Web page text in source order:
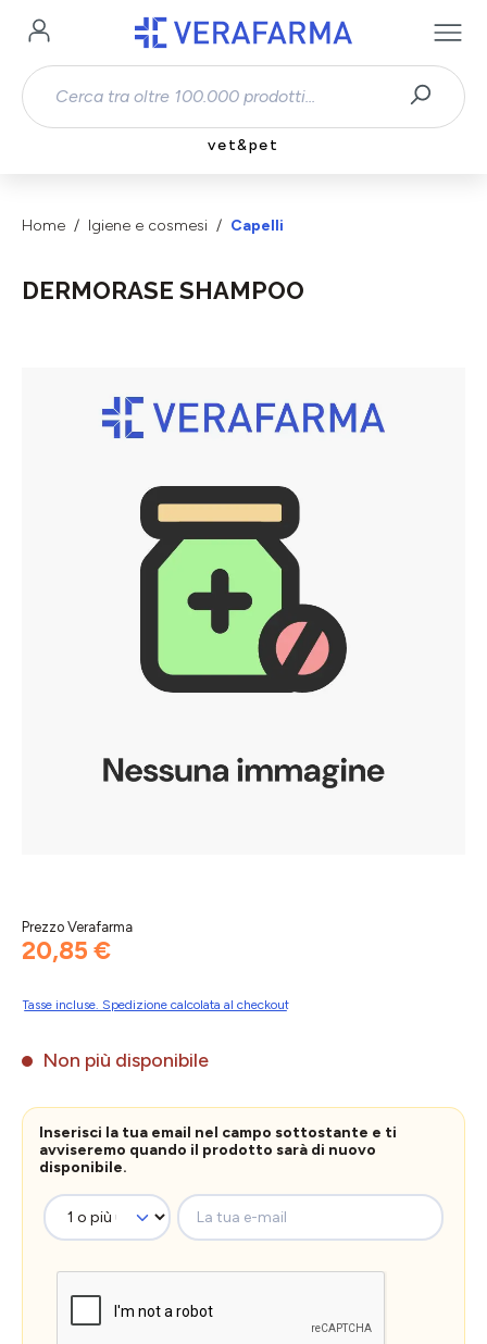
Passa al contenuto principale
vet&pet
Home Igiene e cosmesi Capelli
DERMORASE SHAMPOO
Prezzo Verafarma
20,85 €
Tasse incluse. Spedizione calcolata al checkout
Non più disponibile
Inserisci la tua email nel campo sottostante e ti
avviseremo quando il prodotto sarà di nuovo
disponibile.
La tua e-mail